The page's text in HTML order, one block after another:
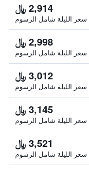
2,914 ﷼
سعر الليلة شامل الرسوم
2,998 ﷼
سعر الليلة شامل الرسوم
3,012 ﷼
سعر الليلة شامل الرسوم
3,145 ﷼
سعر الليلة شامل الرسوم
3,521 ﷼
سعر الليلة شامل الرسوم